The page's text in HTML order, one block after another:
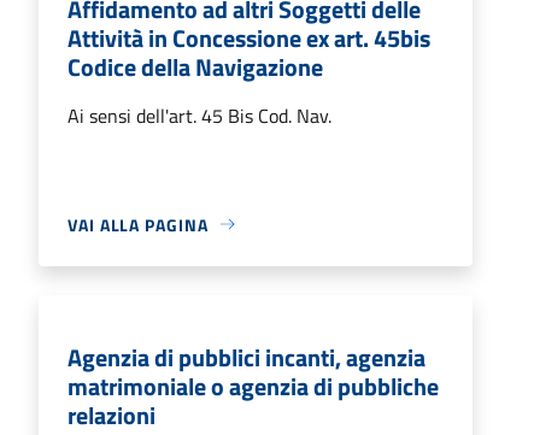
Affidamento ad altri Soggetti delle
Attività in Concessione ex art. 45bis
Codice della Navigazione
Ai sensi dell'art. 45 Bis Cod. Nav.
VAI ALLA PAGINA
Agenzia di pubblici incanti, agenzia
matrimoniale o agenzia di pubbliche
relazioni